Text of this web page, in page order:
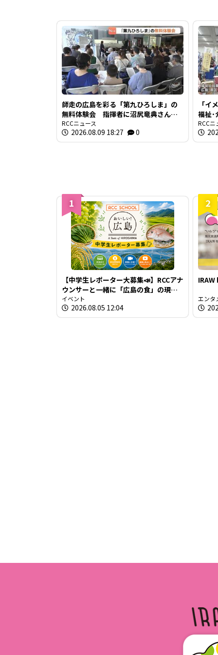
師走の広島を彩る「第九ひろしま」の
無料体験会 指揮者に沼尻竜典さん迎
え 今年は12月20日に開催
RCCニュース
2026.08.09 18:27 0
「
福祉
就職
RCCニ
1
【中学生レポーター大募集📣】RCCアナ
ウンサーと一緒に「広島の食」の現場
を取材しよう！
イベント
2026.08.05 12:04
2
IRAW
エンタ